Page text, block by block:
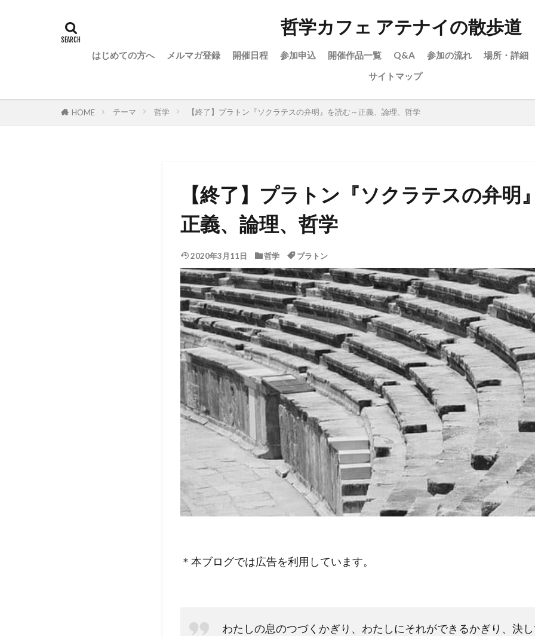
哲学カフェ アテナイの散歩道
はじめての方へ メルマガ登録 開催日程 参加申込 開催作品一覧 Q&A 参加の流れ
場所・詳細
サイトマップ
HOME テーマ 哲学 【終了】プラトン『ソクラテスの弁明』を読む～正義、論理、哲学
【終了】プラトン『ソクラテスの弁明
正義、論理、哲学
2020年3月11日 哲学 プラトン
＊本ブログでは広告を利用しています。
わたしの息のつづくかぎり、わたしにそれができるかぎり、決